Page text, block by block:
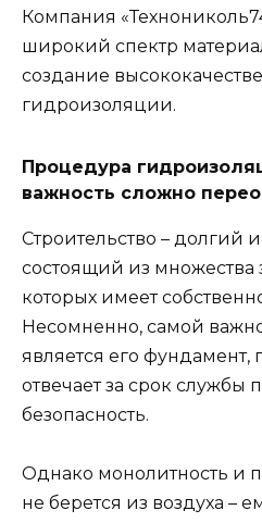
Компания
широкий спектр
создание
гидроизоляции.
Процедура
важность сложно
Строительство – долгий
состоящий из множества
которых имеет
Несомненно, самой
является его фундамент,
отвечает за срок службы
безопасность.
Однако монолитность и
не берется из воздуха –